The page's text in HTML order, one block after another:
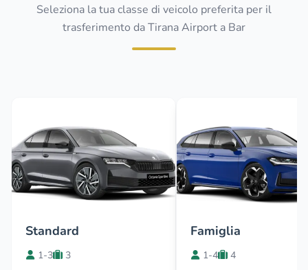
Seleziona la tua classe di veicolo preferita per il
trasferimento da Tirana Airport a Bar
Standard
1-3
3
Famiglia
1-4
4